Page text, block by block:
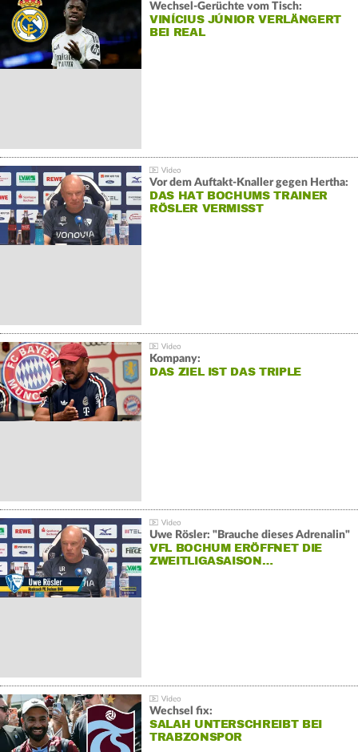
Wechsel-Gerüchte vom Tisch:
VINÍCIUS JÚNIOR VERLÄNGERT
BEI REAL
Vor dem Auftakt-Knaller gegen Hertha:
DAS HAT BOCHUMS TRAINER
RÖSLER VERMISST
Kompany:
DAS ZIEL IST DAS TRIPLE
Uwe Rösler: "Brauche dieses Adrenalin"
VFL BOCHUM ERÖFFNET DIE
ZWEITLIGASAISON…
Wechsel fix:
SALAH UNTERSCHREIBT BEI
TRABZONSPOR